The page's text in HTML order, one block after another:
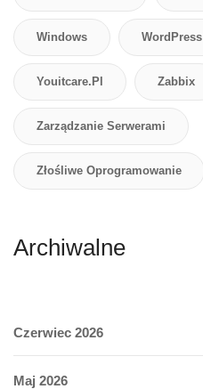
Windows WordPress
Youitcare.pl Zabbix
Zarządzanie Serwerami
Złośliwe Oprogramowanie
Archiwalne
Czerwiec 2026
Maj 2026